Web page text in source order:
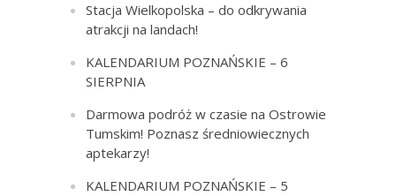
Stacja Wielkopolska – do odkrywania
atrakcji na landach!
KALENDARIUM POZNAŃSKIE – 6
SIERPNIA
Darmowa podróż w czasie na Ostrowie
Tumskim! Poznasz średniowiecznych
aptekarzy!
KALENDARIUM POZNAŃSKIE – 5